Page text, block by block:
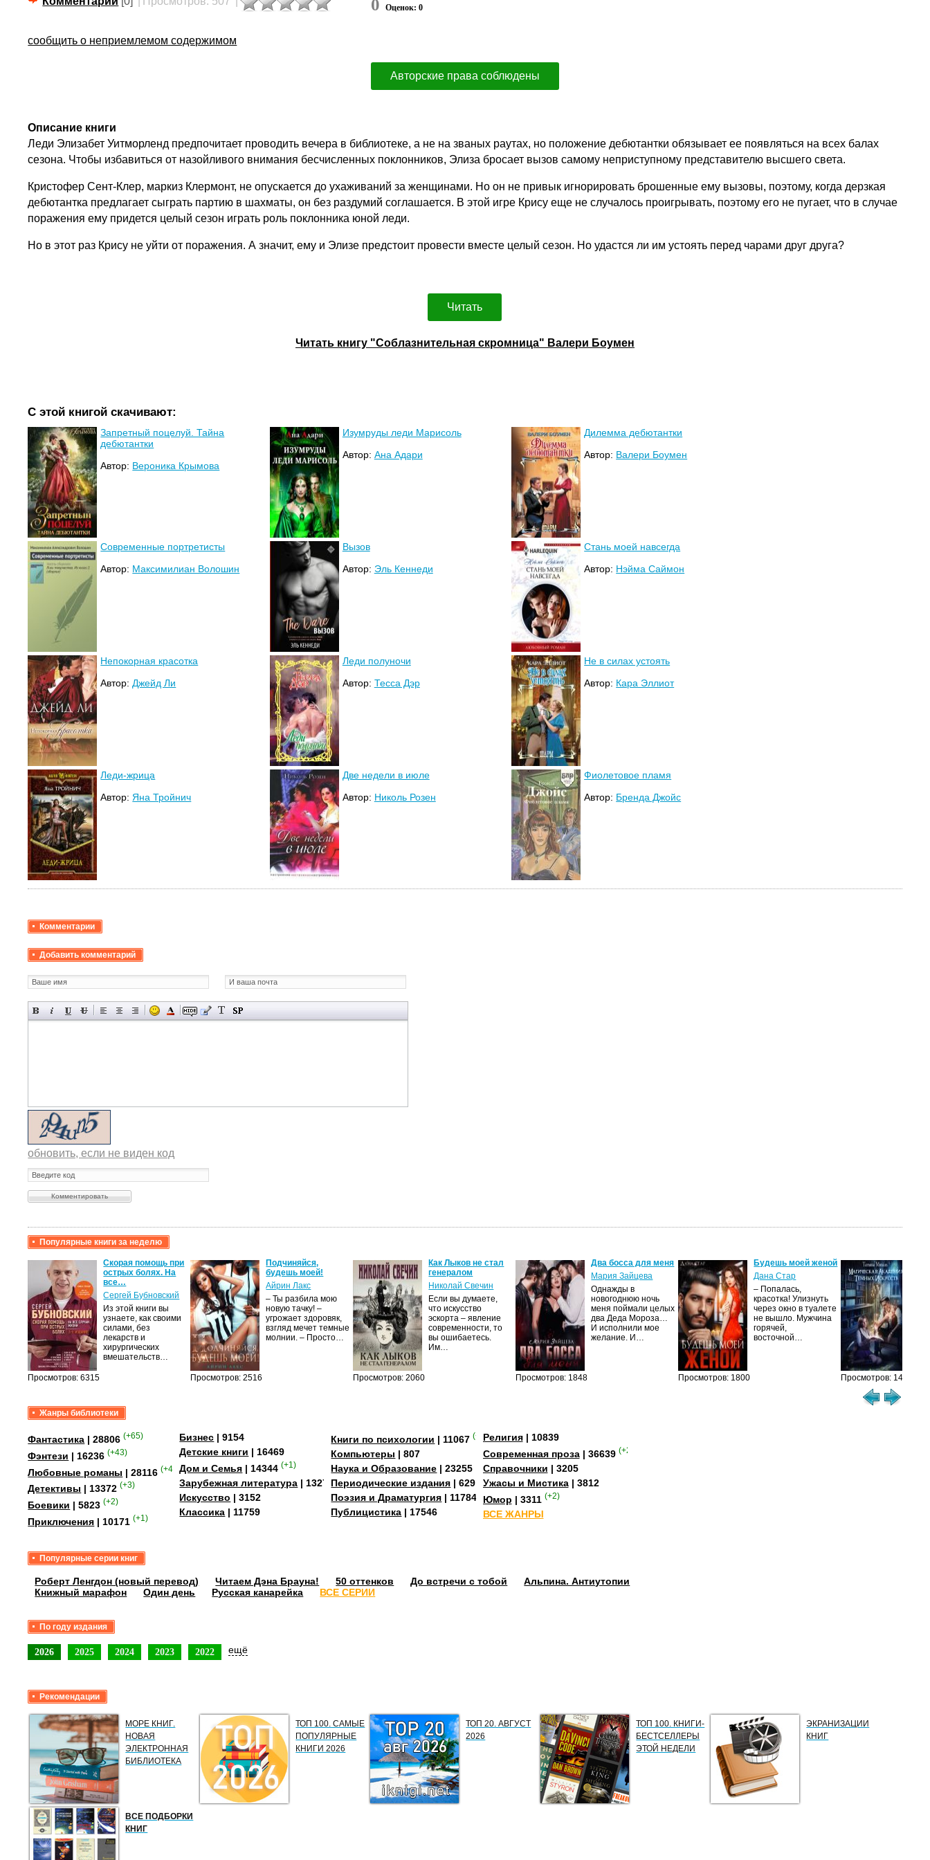
0 Оценок: 0
сообщить о неприемлемом содержимом
Авторские права соблюдены
Описание книги
Леди Элизабет Уитморленд предпочитает проводить вечера в библиотеке, а не на званых раутах, но положение дебютантки обязывает ее появляться на всех балах
сезона. Чтобы избавиться от назойливого внимания бесчисленных поклонников, Элиза бросает вызов самому неприступному представителю высшего света.
Кристофер Сент-Клер, маркиз Клермонт, не опускается до ухаживаний за женщинами. Но он не привык игнорировать брошенные ему вызовы, поэтому, когда дерзкая
дебютантка предлагает сыграть партию в шахматы, он без раздумий соглашается. В этой игре Крису еще не случалось проигрывать, поэтому его не пугает, что в случае
поражения ему придется целый сезон играть роль поклонника юной леди.
Но в этот раз Крису не уйти от поражения. А значит, ему и Элизе предстоит провести вместе целый сезон. Но удастся ли им устоять перед чарами друг друга?
Читать
Читать книгу "Соблазнительная скромница" Валери Боумен
С этой книгой скачивают:
Запретный поцелуй. Тайна
дебютантки
Автор: Вероника Крымова
Изумруды леди Марисоль
Автор: Ана Адари
Дилемма дебютантки
Автор: Валери Боумен
Современные портретисты
Автор: Максимилиан Волошин
Вызов
Автор: Эль Кеннеди
Стань моей навсегда
Автор: Нэйма Саймон
Непокорная красотка
Автор:Джейд Ли
Леди полуночи
Автор: Тесса Дэр
Не в силах устоять
Автор: Кара Эллиот
Леди-жрица
Автор:Яна Тройнич
Две недели в июле
Автор: Николь Розен
Фиолетовое пламя
Автор: Бренда Джойс
Комментарии
Добавить комментарий
обновить, если не виден код
Популярные книги за неделю
Просмотров: 6315
Скорая помощь при
острых болях. На
все…
Сергей Бубновский
Из этой книги вы
узнаете, как своими
силами, без
лекарств и
хирургических
вмешательств…
Просмотров: 2516
Подчиняйся,
будешь моей!
Айрин Лакс
– Ты разбила мою
новую тачку! –
угрожает здоровяк,
взгляд мечет темные
молнии. – Просто…
Просмотров: 2060
Как Лыков не стал
генералом
Николай Свечин
Если вы думаете,
что искусство
эскорта – явление
современности, то
вы ошибаетесь.
Им…
Просмотров: 1848
Два босса для меня
Мария Зайцева
Однажды в
новогоднюю ночь
меня поймали целых
два Деда Мороза…
И исполнили мое
желание. И…
Просмотров: 1800
Будешь моей женой
Дана Стар
– Попалась,
красотка! Улизнуть
через окно в туалете
не вышло. Мужчина
горячей,
восточной…
Просмотров: 1462
Жанры библиотеки
Фантастика | 28806 (+65)
Фэнтези | 16236 (+43)
Любовные романы | 28116 (+41)
Детективы | 13372 (+3)
Боевики | 5823 (+2)
Приключения | 10171 (+1)
Бизнес | 9154
Детские книги | 16469
Дом и Семья | 14344 (+1)
Зарубежная литература | 13273
Искусство | 3152
Классика | 11759
Книги по психологии | 11067 (+2)
Компьютеры | 807
Наука и Образование | 23255
Периодические издания | 629
Поэзия и Драматургия | 11784
Публицистика | 17546
Религия| 10839
Современная проза| 36639 (+2)
Справочники | 3205
Ужасы и Мистика| 3812
Юмор | 3311 (+2)
ВСЕ ЖАНРЫ
Популярные серии книг
Роберт Ленгдон (новый перевод) Читаем Дэна Брауна! 50 оттенков До встречи с тобой
Альпина. Антиутопии
Книжный марафон
Один день Русская канарейка ВСЕ СЕРИИ
По году издания
2026 2025 2024 2023 2022 ещё
Рекомендации
МОРЕ КНИГ.
НОВАЯ
ЭЛЕКТРОННАЯ
БИБЛИОТЕКА
ТОП 100. САМЫЕ
ПОПУЛЯРНЫЕ
КНИГИ 2026
ТОП 20. АВГУСТ
2026
ТОП 100. КНИГИ-
БЕСТСЕЛЛЕРЫ
ЭТОЙ НЕДЕЛИ
ЭКРАНИЗАЦИИ
КНИГ
ВСЕ ПОДБОРКИ
КНИГ